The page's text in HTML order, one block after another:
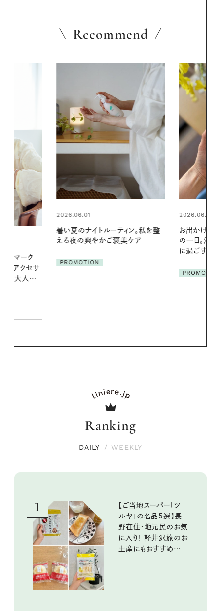
Recommend
2026.06.01
お出かけ前のひと手間で変わる、夏
の一日。汗ばむ季節を「ごきげん」
2026.07.24
夏の髪と心
る【大人気の
1本で汗ばむ
Ranking
DAILY / WEEKLY
1
【ご当地スーパー「ツ
ルヤ」の名品5選】長
野在住・地元民のお気
に入り！ 軽井沢旅のお
土産にもおすすめのお